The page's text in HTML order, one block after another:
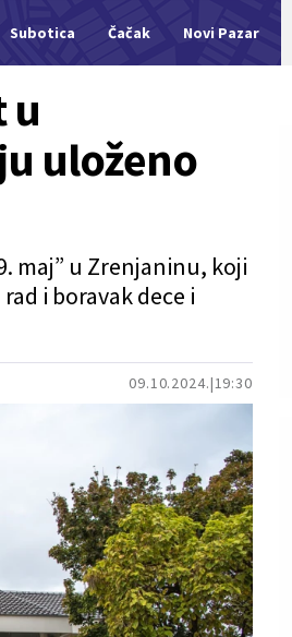
Subotica Čačak Novi Pazar
09.10.2024. 19:30
u
uloženo
maj” u Zrenjaninu, koji
i boravak dece i